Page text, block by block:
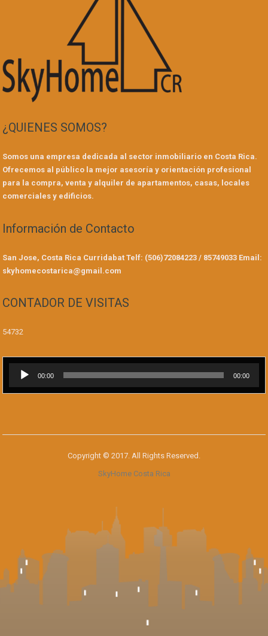
¿QUIENES SOMOS?
Somos una empresa dedicada al sector inmobiliario en Costa Rica.
Ofrecemos al público la mejor asesoría y orientación profesional
para la compra, venta y alquiler de apartamentos, casas, locales
comerciales y edificios.
Información de Contacto
San Jose, Costa Rica Curridabat Telf: (506)72084223 / 85749033 Email:
skyhomecostarica@gmail.com
CONTADOR DE VISITAS
54732
Reproductor
audio
00:00 00:00
Copyright © 2017. All Rights Reserved.
SkyHome Costa Rica